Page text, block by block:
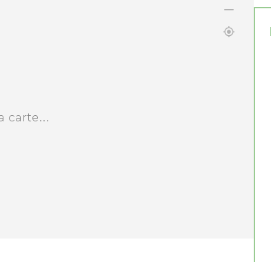
carte...